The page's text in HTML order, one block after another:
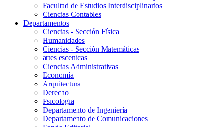
Facultad de Estudios Interdisciplinarios
Ciencias Contables
Departamentos
Ciencias - Sección Física
Humanidades
Ciencias - Sección Matemáticas
artes escenicas
Ciencias Administrativas
Economía
Arquitectura
Derecho
Psicologia
Departamento de Ingeniería
Departamento de Comunicaciones